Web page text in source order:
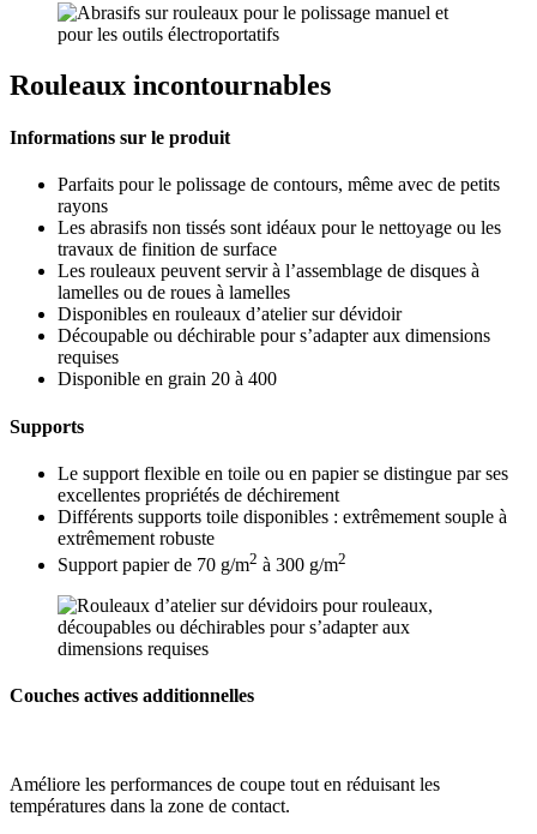
Rouleaux incontournables
Informations sur le produit
Parfaits pour le polissage de contours, même avec de petits
rayons
Les abrasifs non tissés sont idéaux pour le nettoyage ou les
travaux de finition de surface
Les rouleaux peuvent servir à l’assemblage de disques à
lamelles ou de roues à lamelles
Disponibles en rouleaux d’atelier sur dévidoir
Découpable ou déchirable pour s’adapter aux dimensions
requises
Disponible en grain 20 à 400
Supports
Le support flexible en toile ou en papier se distingue par ses
excellentes propriétés de déchirement
Différents supports toile disponibles : extrêmement souple à
extrêmement robuste
Support papier de 70 g/m2 à 300 g/m2
Couches actives additionnelles
Améliore les performances de coupe tout en réduisant les
températures dans la zone de contact.